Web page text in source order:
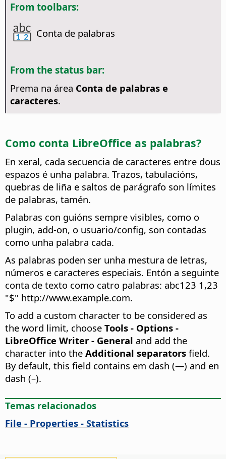
From toolbars:
Conta de palabras
From the status bar:
Prema na área Conta de palabras e
caracteres.
Como conta LibreOffice as palabras?
En xeral, cada secuencia de caracteres entre dous
espazos é unha palabra. Trazos, tabulacións,
quebras de liña e saltos de parágrafo son límites
de palabras, tamén.
Palabras con guións sempre visibles, como o
plugin, add-on, o usuario/config, son contadas
como unha palabra cada.
As palabras poden ser unha mestura de letras,
números e caracteres especiais. Entón a seguinte
conta de texto como catro palabras: abc123 1,23
"$" http://www.example.com.
To add a custom character to be considered as
the word limit, choose Tools - Options -
LibreOffice Writer - General and add the
character into the Additional separators field.
By default, this field contains em dash (—) and en
dash (–).
Temas relacionados
File - Properties - Statistics